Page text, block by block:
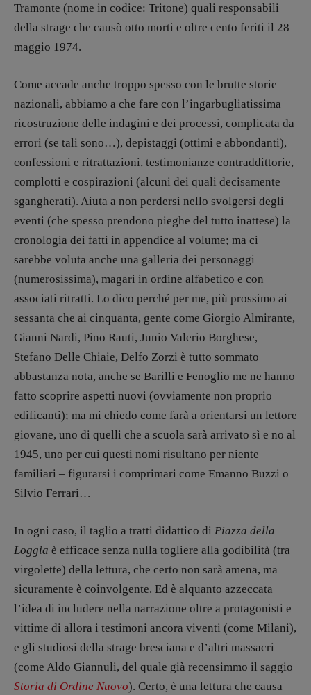
Editoria
Intelligenza Artificiale
Maestri sommersi
Psichedelia
Scienza
Stranimondi
Tornare a Ballard
Valerio Evangelisti
Vampirismi
Zong!
DIRETTRICE RESPONSABILE
Antonella Marrone
REDAZIONE
Walter Catalano
Roberto Derobertis
Grasso,Fabio Malagnini ,Valentina
Marcoli,Elisabetta Michielin,Nicole
Spallina ,Roberto Sturm, Tania Tonin
Case editrici e coordinamento
recensioni :
Elio Grasso[eliovoyager@gmail.com]
Coordinamento Primo Piano:
Anna da Re
[anna.dare.comunicazione@gmail.com]
Coordinamento Fumetti:
[fabio.malagnini@gmail.
Coordinamento Pulp for kids e social
media:
Valentina Marcoli
[valentina.marcoli@gmail.
com]
ARCHIVIO E AUTORI
Tramonte (nome in codice: Tritone) quali responsabili
della strage che causò otto morti e oltre cento feriti il 28
maggio 1974.
Come accade anche troppo spesso con le brutte storie
nazionali, abbiamo a che fare con l’ingarbugliatissima
ricostruzione delle indagini e dei processi, complicata da
errori (se tali sono…), depistaggi (ottimi e abbondanti),
confessioni e ritrattazioni, testimonianze contraddittorie,
complotti e cospirazioni (alcuni dei quali decisamente
sgangherati). Aiuta a non perdersi nello svolgersi degli
eventi (che spesso prendono pieghe del tutto inattese) la
cronologia dei fatti in appendice al volume; ma ci
sarebbe voluta anche una galleria dei personaggi
(numerosissima), magari in ordine alfabetico e con
associati ritratti. Lo dico perché per me, più prossimo ai
sessanta che ai cinquanta, gente come Giorgio Almirante,
Gianni Nardi, Pino Rauti, Junio Valerio Borghese,
Stefano Delle Chiaie, Delfo Zorzi è tutto sommato
abbastanza nota, anche se Barilli e Fenoglio me ne hanno
fatto scoprire aspetti nuovi (ovviamente non proprio
edificanti); ma mi chiedo come farà a orientarsi un lettore
giovane, uno di quelli che a scuola sarà arrivato sì e no al
1945, uno per cui questi nomi risultano per niente
familiari – figurarsi i comprimari come Emanno Buzzi o
Silvio Ferrari…
In ogni caso, il taglio a tratti didattico di Piazza della
Loggia è efficace senza nulla togliere alla godibilità (tra
virgolette) della lettura, che certo non sarà amena, ma
sicuramente è coinvolgente. Ed è alquanto azzeccata
l’idea di includere nella narrazione oltre a protagonisti e
vittime di allora i testimoni ancora viventi (come Milani),
e gli studiosi della strage bresciana e d’altri massacri
(come Aldo Giannuli, del quale già recensimmo il saggio
Storia di Ordine Nuovo). Certo, è una lettura che causa